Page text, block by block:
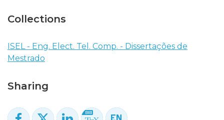
Collections
ISEL - Eng. Elect. Tel. Comp. - Dissertações de
Mestrado
Sharing